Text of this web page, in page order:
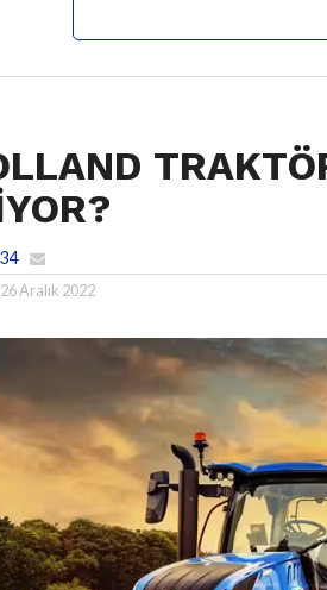
26 Aralık 2022